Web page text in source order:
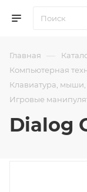
Главная —
Компьютерная
Клавиатура,
Игровые
Dialog